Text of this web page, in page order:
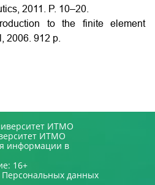
2011. P. 10–20.
to the finite element
2006. 912 p.
ИТМО
ИТМО
информации в
16+
Персональных данных